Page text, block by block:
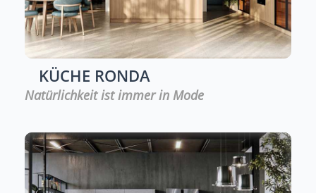
KÜCHE RONDA
Natürlichkeit ist immer in Mode